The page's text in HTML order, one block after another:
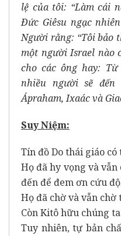
lệ của tôi: “Làm cái
Ðức Giêsu ngạc
Người rằng: “Tôi bảo
một người Israel nào
cho các ông hay:
nhiều người sẽ
Ápraham, Ixaác và
Suy Niệm:
Tín đồ Do thái giáo
Họ đã hy vọng và
đến để đem ơn cứu
Họ đã chờ và vẫn chờ
Còn Kitô hữu chúng
Tuy nhiên, tự bản